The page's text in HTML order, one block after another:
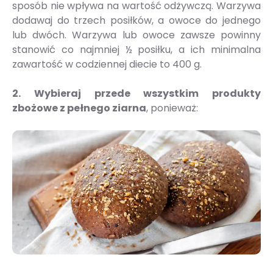
sposób nie wpływa na wartość odżywczą. Warzywa
dodawaj do trzech posiłków, a owoce do jednego
lub dwóch. Warzywa lub owoce zawsze powinny
stanowić co najmniej ½ posiłku, a ich minimalna
zawartość w codziennej diecie to 400 g.
2. Wybieraj przede wszystkim produkty
zbożowe z pełnego ziarna, ponieważ: